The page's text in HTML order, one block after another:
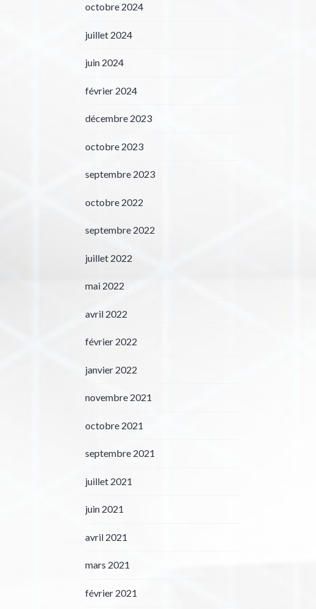
octobre 2024
juillet 2024
juin 2024
février 2024
décembre 2023
octobre 2023
septembre 2023
octobre 2022
septembre 2022
juillet 2022
mai 2022
avril 2022
février 2022
janvier 2022
novembre 2021
octobre 2021
septembre 2021
juillet 2021
juin 2021
avril 2021
mars 2021
février 2021